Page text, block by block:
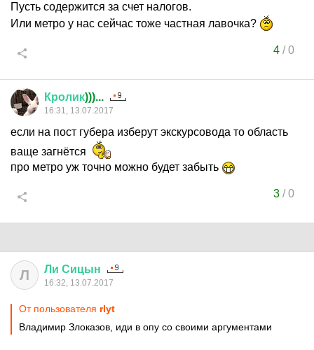
Пусть содержится за счет налогов.
Или метро у нас сейчас тоже частная лавочка?
4/0
Кролик)))...
16:31, 13.07.2017
если на пост губера изберут экскурсовода то область
ваще загнётся
про метро уж точно можно будет забыть
3/0
Л Ли Сицын
16:32, 13.07.2017
От пользователя rlyt
Владимир Злоказов, иди в опу со своими аргументами